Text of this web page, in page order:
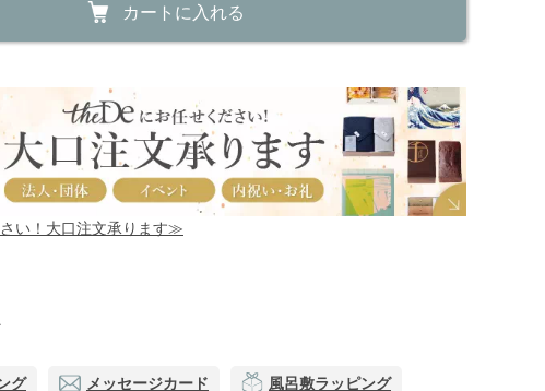
カートに入れる
い！大口注文承ります≫
グ メッセージカード 風呂敷ラッピング